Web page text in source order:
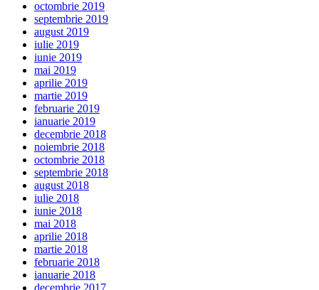
octombrie 2019
septembrie 2019
august 2019
iulie 2019
iunie 2019
mai 2019
aprilie 2019
martie 2019
februarie 2019
ianuarie 2019
decembrie 2018
noiembrie 2018
octombrie 2018
septembrie 2018
august 2018
iulie 2018
iunie 2018
mai 2018
aprilie 2018
martie 2018
februarie 2018
ianuarie 2018
decembrie 2017